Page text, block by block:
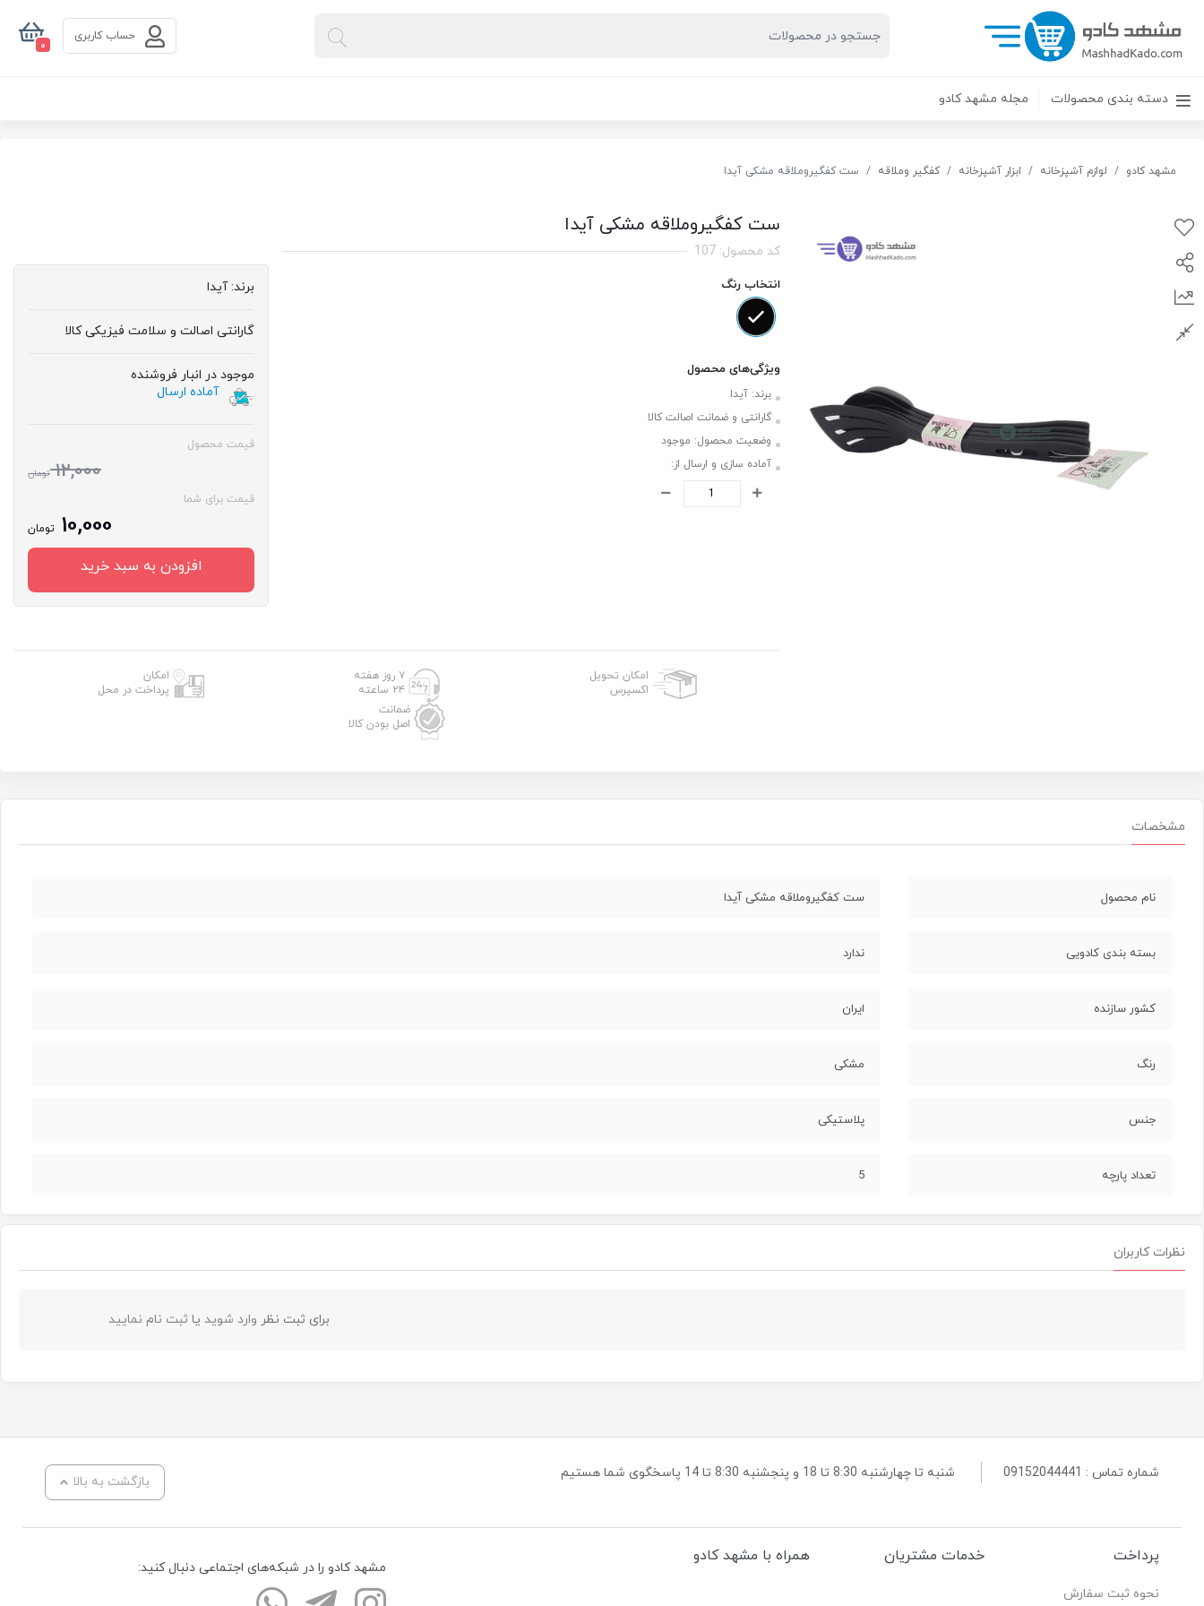
0
دسته بندی محصولات مجله مشهد کادو
مشهد کادو لوازم آشپزخانه ابزار آشپزخانه کفگیر وملاقه ست کفگیروملاقه مشکی آیدا
ست کفگیروملاقه مشکی آیدا
کد محصول: 107
انتخاب رنگ
ویژگی‌های محصول
برند: آیدا
گارانتی و ضمانت اصالت کالا
وضعیت محصول: موجود
آماده سازی و ارسال از:
برند: آیدا
گارانتی اصالت و سلامت فیزیکی کالا
موجود در انبار فروشنده
آماده ارسال
قیمت محصول
12,000 تومان
قیمت برای شما
10,000 تومان
افزودن به سبد خرید
امکان تحویل
اکسپرس
۷ روز هفته
۲۴ ساعته
امکان
پرداخت در محل
ضمانت
اصل بودن کالا
مشخصات
نام محصول ست کفگیروملاقه مشکی آیدا
بسته بندی کادویی ندارد
کشور سازنده ایران
رنگ مشکی
جنس پلاستیکی
تعداد پارچه 5
نظرات کاربران
برای ثبت نظر وارد شویدیا ثبت نام نمایید
شماره تماس : 09152044441 شنبه تا چهارشنبه 8:30 تا 18 و پنجشنبه 8:30 تا 14 پاسخگوی شما هستیم
بازگشت به بالا
پرداخت
نحوه ثبت سفارش
خدمات مشتریان همراه با مشهد کادو
مشهد کادو را در شبکه‌های اجتماعی دنبال کنید: